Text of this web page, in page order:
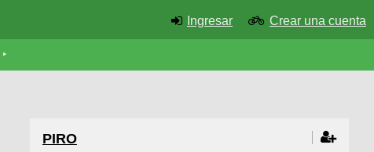
Ingresar Crear una cuenta
PIRO